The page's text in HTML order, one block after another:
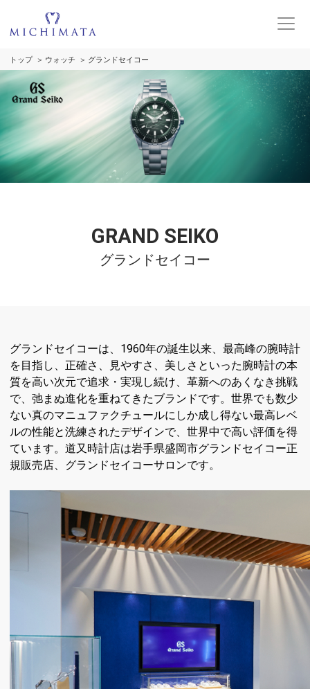
トップ ウォッチ グランドセイコー
GRAND SEIKO
グランドセイコー
グランドセイコーは、 1960年の誕生以来、 最高峰の腕時計
を目指し、正確さ、見やすさ、 美しさといった腕時計の本
質を高い次元で追求・実現し続け、 革新へのあくなき挑戦
で、弛まぬ進化を重ねてきたブランドです。 世界でも数少
ない真のマニュファクチュールにしか成し得ない最高レベ
ルの性能と洗練されたデザインで、 世界中で高い評価を得
ています。道又時計店は岩手県盛岡市グランドセイコー正
規販売店、グランドセイコーサロンです。